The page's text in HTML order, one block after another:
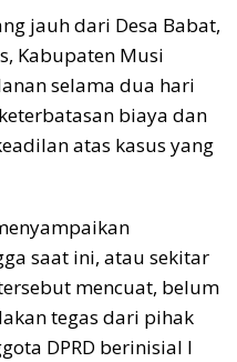
jauh dari Desa Babat,
Kabupaten Musi
selama dua hari
biaya dan
atas kasus yang
saat ini, atau sekitar
mencuat, belum
tegas dari pihak
DPRD berinisial I